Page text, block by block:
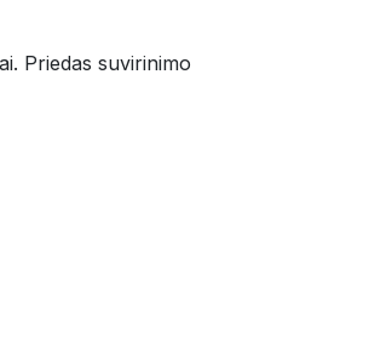
Priedas suvirinimo